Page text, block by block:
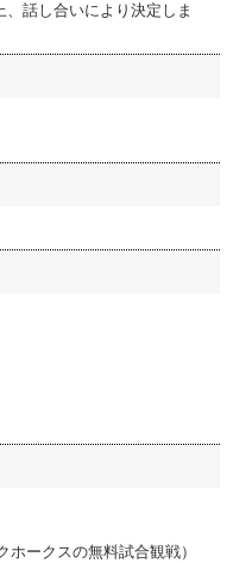
話し合いにより決定しま
ークスの無料試合観戦）